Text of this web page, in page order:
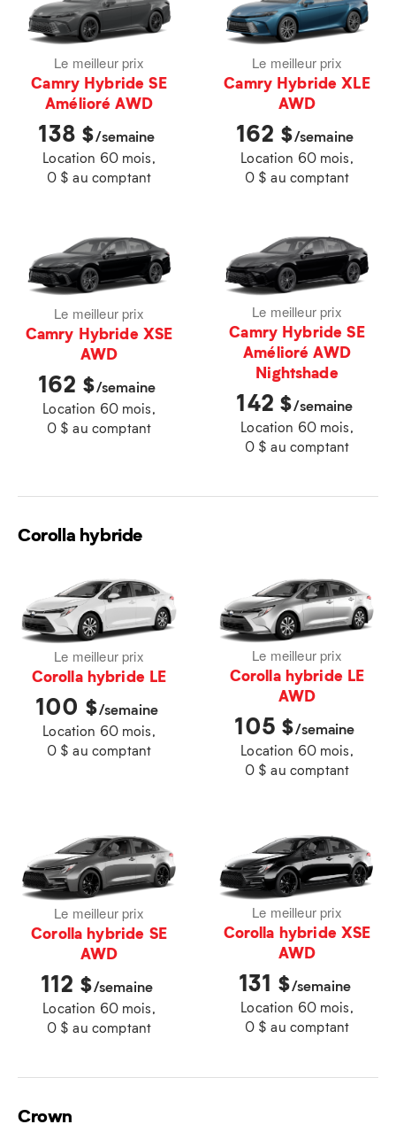
Le meilleur prix
Camry Hybride SE
Amélioré AWD
138 $/semaine
Location 60 mois,
0 $ au comptant
Le meilleur prix
Camry Hybride XLE
AWD
162 $/semaine
Location 60 mois,
0 $ au comptant
Le meilleur prix
Camry Hybride XSE
AWD
162 $/semaine
Location 60 mois,
0 $ au comptant
Le meilleur prix
Camry Hybride SE
Amélioré AWD
Nightshade
142 $/semaine
Location 60 mois,
0 $ au comptant
Corolla hybride
Le meilleur prix
Corolla hybride LE
100 $/semaine
Location 60 mois,
0 $ au comptant
Le meilleur prix
Corolla hybride LE
AWD
105 $/semaine
Location 60 mois,
0 $ au comptant
Le meilleur prix
Corolla hybride SE
AWD
112 $/semaine
Location 60 mois,
0 $ au comptant
Le meilleur prix
Corolla hybride XSE
AWD
131 $/semaine
Location 60 mois,
0 $ au comptant
Crown